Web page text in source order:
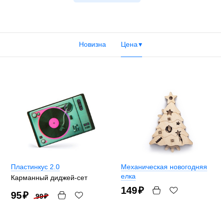
Новизна Цена
Пластинкус 2.0
Карманный диджей-сет
95₽ 99₽
Механическая новогодняя
елка
149₽